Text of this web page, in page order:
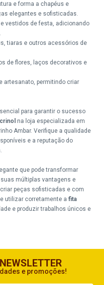
e forma a chapéus e
elegantes e sofisticadas.
vestidos de festa, adicionando
tiaras e outros acessórios de
de flores, laços decorativos e
artesanato, permitindo criar
para garantir o sucesso
na loja especializada em
Ambar. Verifique a qualidade
e a reputação do
que pode transformar
múltiplas vantagens e
peças sofisticadas e com
utilizar corretamente afita
e produzir trabalhos únicos e
e promoções!